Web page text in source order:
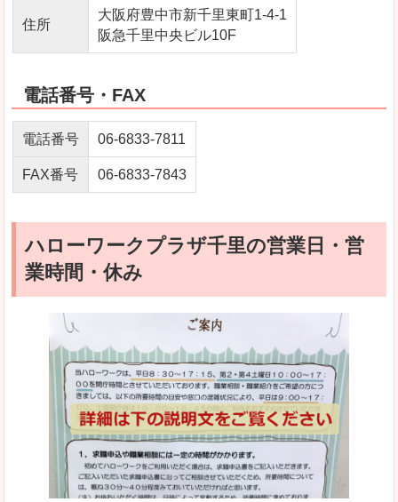
住所
大阪府豊中市新千里東町1-4-1
阪急千里中央ビル10F
電話番号・FAX
電話番号 06-6833-7811
FAX番号 06-6833-7843
ハローワークプラザ千里の営業日・営
業時間・休み